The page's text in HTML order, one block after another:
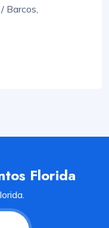
Barcos,
Florida